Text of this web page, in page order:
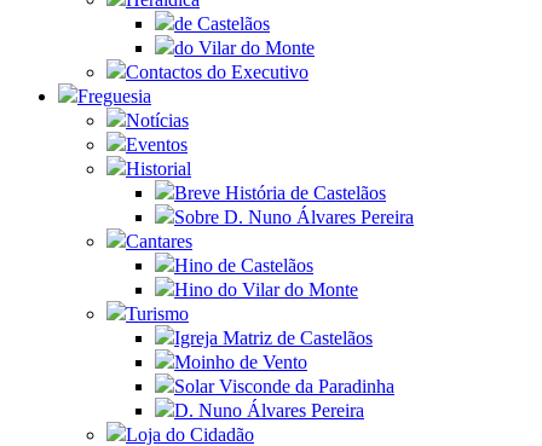
de Castelãos
do Vilar do Monte
Contactos do Executivo
Freguesia
Notícias
Eventos
Historial
Breve História de Castelãos
Sobre D. Nuno Álvares Pereira
Cantares
Hino de Castelãos
Hino do Vilar do Monte
Turismo
Igreja Matriz de Castelãos
Moinho de Vento
Solar Visconde da Paradinha
D. Nuno Álvares Pereira
Loja do Cidadão